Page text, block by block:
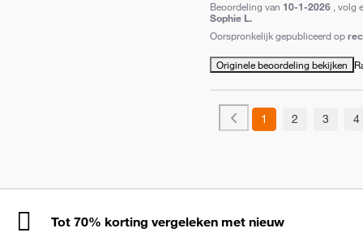
Beoordeling van 10-1-2026 , volg
Sophie L.
Oorspronkelijk gepubliceerd op
Originele beoordeling bekijken
1 2 3 4
Tot 70% korting vergeleken met nieuw